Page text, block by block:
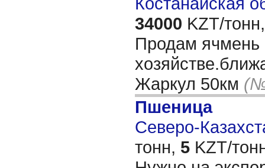
34000 KZT/тонн,
Продам ячмень
Жаркул 50км
Пшеница
Северо-
тонн, 5 KZT/